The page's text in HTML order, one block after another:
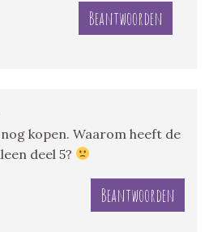
Beantwoorden
kopen. Waarom heeft de
deel 5?
Beantwoorden